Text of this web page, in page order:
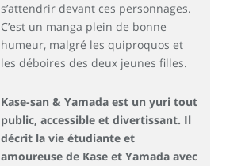
s’attendrir devant ces personnages.
C’est un manga plein de bonne
humeur, malgré les quiproquos et
les déboires des deux jeunes filles.
Kase-san & Yamada est un yuri tout
public, accessible et divertissant. Il
décrit la vie étudiante et
amoureuse de Kase et Yamada avec